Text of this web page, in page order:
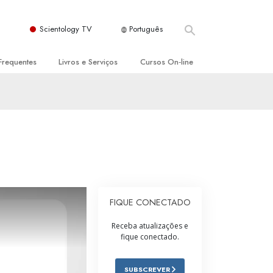
Scientology TV Português
Livros e Serviços
Introdutórios
Cursos On‑line
Ajudas para Doenças e Ferimentos
Integridade e Honestidade
A Escala de Tom Emocional
FIQUE CONECTADO
Receba atualizações e
fique conectado.
SUBSCREVER